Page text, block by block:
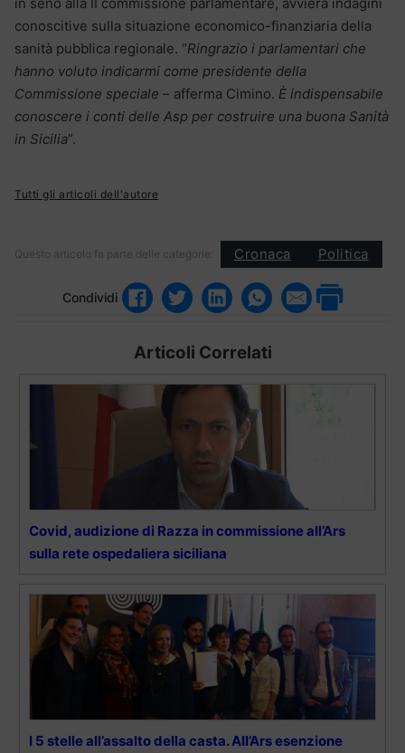
conoscitive sulla situazione economico-finanziaria della
sanità pubblica regionale. “Ringrazio i parlamentari che
hanno voluto indicarmi come presidente della
Commissione speciale – afferma Cimino. È indispensabile
conoscere i conti delle Asp per costruire una buona Sanità
in Sicilia”.
Tutti gli articoli dell'autore
Questo articolo fa parte delle categorie: Cronaca Politica
Condividi
Articoli Correlati
Covid, audizione di Razza in commissione all’Ars
sulla rete ospedaliera siciliana
I 5 stelle all’assalto della casta. All’Ars esenzione